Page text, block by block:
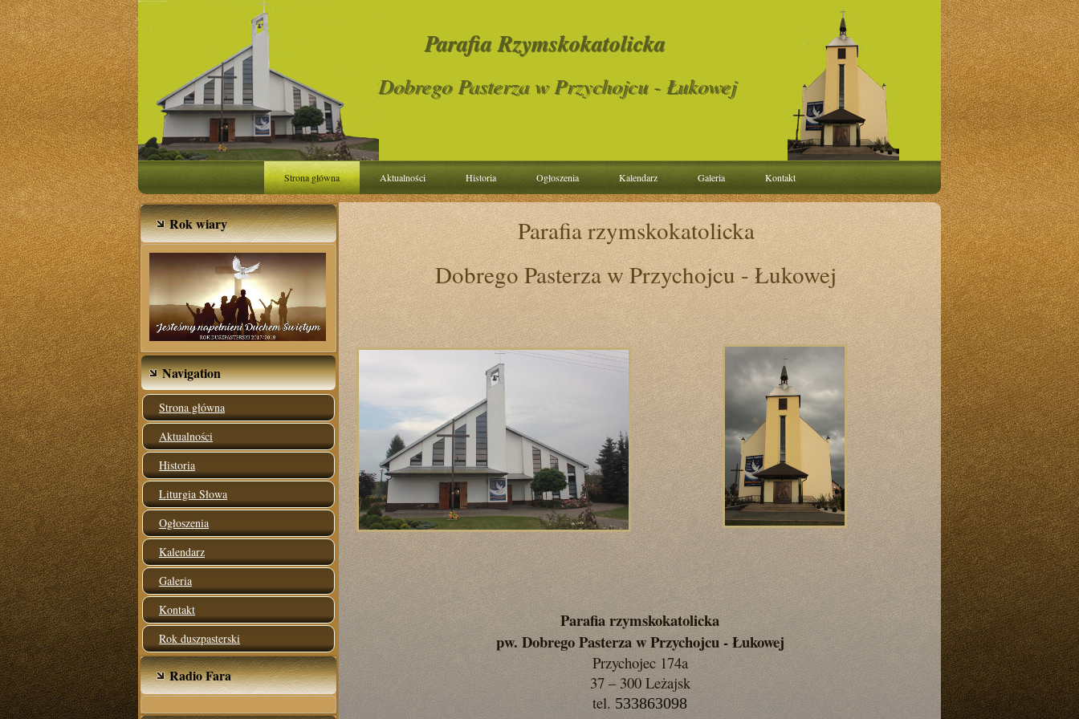
Parafia Rzymskokatolicka
Dobrego Pasterza w Przychojcu - Łukowej
Strona główna Aktualności Historia Ogłoszenia Kalendarz Galeria Kontakt
Rok wiary
Navigation
Strona główna
Aktualności
Historia
Liturgia Słowa
Ogłoszenia
Kalendarz
Galeria
Kontakt
Rok duszpasterski
Radio Fara
Parafia rzymskokatolicka
Dobrego Pasterza w Przychojcu - Łukowej
Parafia rzymskokatolicka
pw. Dobrego Pasterza w Przychojcu - Łukowej
Przychojec 174a
37 – 300 Leżajsk
tel. 533863098